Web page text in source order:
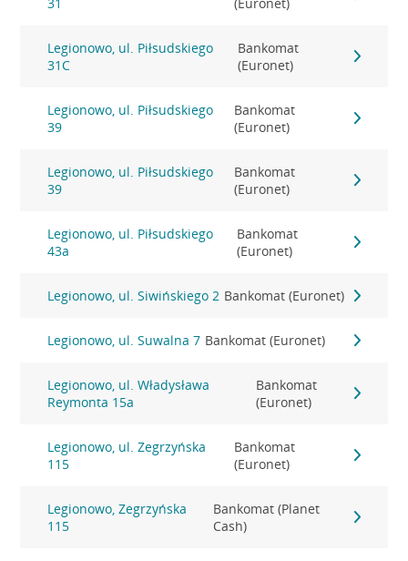
Legionowo, ul. Piłsudskiego
31C
Bankomat
(Euronet)
Legionowo, ul. Piłsudskiego
39
Bankomat
(Euronet)
Legionowo, ul. Piłsudskiego
39
Bankomat
(Euronet)
Legionowo, ul. Piłsudskiego
43a
Bankomat
(Euronet)
Legionowo, ul. Siwińskiego 2 Bankomat (Euronet)
Legionowo, ul. Suwalna 7 Bankomat (Euronet)
Legionowo, ul. Władysława
Reymonta 15a
Bankomat
(Euronet)
Legionowo, ul. Zegrzyńska
115
Bankomat
(Euronet)
Legionowo, Zegrzyńska
115
Bankomat (Planet
Cash)